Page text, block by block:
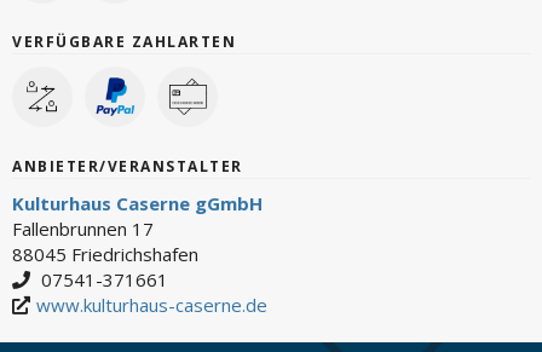
VERFÜGBARE ZAHLARTEN
ANBIETER/VERANSTALTER
Kulturhaus Caserne gGmbH
Fallenbrunnen 17
88045 Friedrichshafen
07541-371661
www.kulturhaus-caserne.de